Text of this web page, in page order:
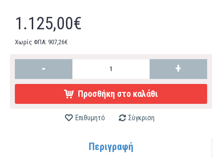
1.125,00€
Χωρίς ΦΠΑ: 907,26€
- +
Προσθήκη στο καλάθι
Επιθυμητό Σύγκριση
Περιγραφή